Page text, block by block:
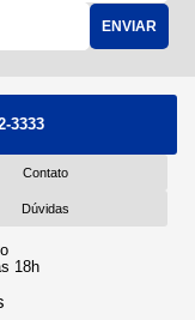
ENVIAR
3333
Contato
Dúvidas
18h